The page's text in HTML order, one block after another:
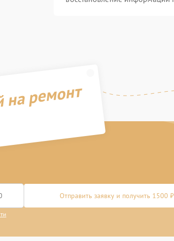
ремонт
Отправить заявку и получить 1500 ₽